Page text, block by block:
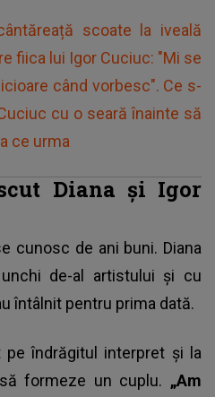
scoate la iveală
fiica lui Igor Cuciuc: "Mi se
când vorbesc". Ce s-
cu o seară înainte să
ce urma
Diana și Igor
cunosc de ani buni. Diana
de-al artistului și cu
întâlnit pentru prima dată.
pe îndrăgitul interpret și la
formeze un cuplu. „Am